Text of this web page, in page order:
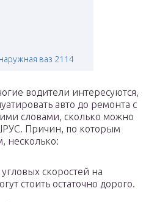
ваз 2114
водители интересуются,
авто до ремонта с
словами, сколько можно
Причин, по которым
несколько:
скоростей на
стоить остаточно дорого.